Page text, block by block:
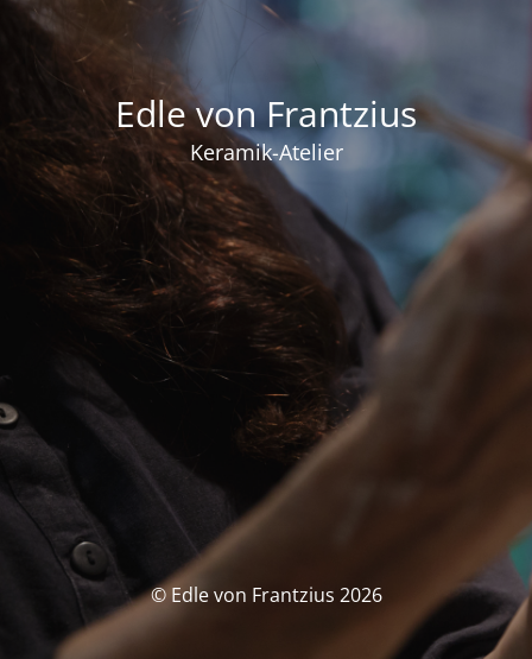
Edle von Frantzius
Keramik-Atelier
© Edle von Frantzius 2026